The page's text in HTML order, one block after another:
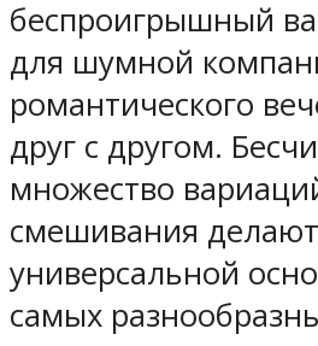
беспроигрышный
для шумной
романтического
друг с другом.
множество
смешивания
универсальной
самых